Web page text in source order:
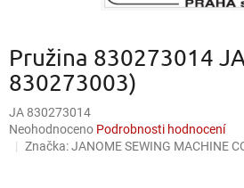
Pružina 830273014
830273003)
JA 830273014
Průměrné
hodnocení
Neohodnoceno Podrobnosti hodnocení
Značka:JANOME SEWING MACHINE